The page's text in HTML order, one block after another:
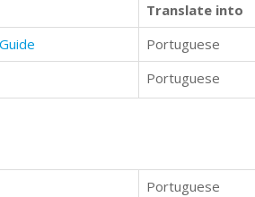
Translate into
Portuguese
Portuguese
Portuguese